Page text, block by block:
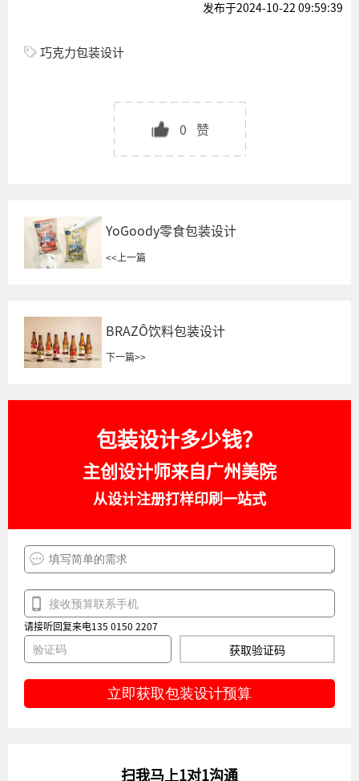
发布于2024-10-22 09:59:39
巧克力包装设计
0 赞
YoGoody零食包装设计
<< 上一篇
BRAZÔ饮料包装设计
下一篇>>
包装设计多少钱？
主创设计师来自广州美院
从设计注册打样印刷一站式
请接听回复来电135 0150 2207
获取验证码
立即获取包装设计预算
扫我马上1对1沟通